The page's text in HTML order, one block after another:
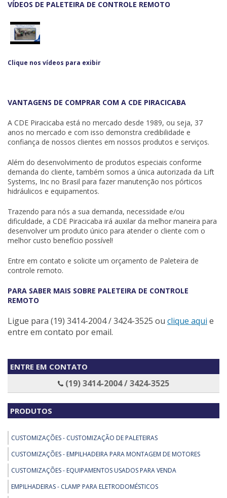
VÍDEOS DE PALETEIRA DE CONTROLE REMOTO
Clique nos vídeos para exibir
VANTAGENS DE COMPRAR COM A CDE PIRACICABA
A CDE Piracicaba está no mercado desde 1989, ou seja, 37
anos no mercado e com isso demonstra credibilidade e
confiança de nossos clientes em nossos produtos e serviços.
Além do desenvolvimento de produtos especiais conforme
demanda do cliente, também somos a única autorizada da Lift
Systems, Inc no Brasil para fazer manutenção nos pórticos
hidráulicos e equipamentos.
Trazendo para nós a sua demanda, necessidade e/ou
dificuldade, a CDE Piracicaba irá auxilar da melhor maneira para
desenvolver um produto único para atender o cliente com o
melhor custo benefício possível!
Entre em contato e solicite um orçamento de Paleteira de
controle remoto.
PARA SABER MAIS SOBRE PALETEIRA DE CONTROLE
REMOTO
Ligue para (19) 3414-2004 / 3424-3525 ou clique aqui e
entre em contato por email.
ENTRE EM CONTATO
(19) 3414-2004 / 3424-3525
PRODUTOS
CUSTOMIZAÇÕES - CUSTOMIZAÇÃO DE PALETEIRAS
CUSTOMIZAÇÕES - EMPILHADEIRA PARA MONTAGEM DE MOTORES
CUSTOMIZAÇÕES - EQUIPAMENTOS USADOS PARA VENDA
EMPILHADEIRAS - CLAMP PARA ELETRODOMÉSTICOS